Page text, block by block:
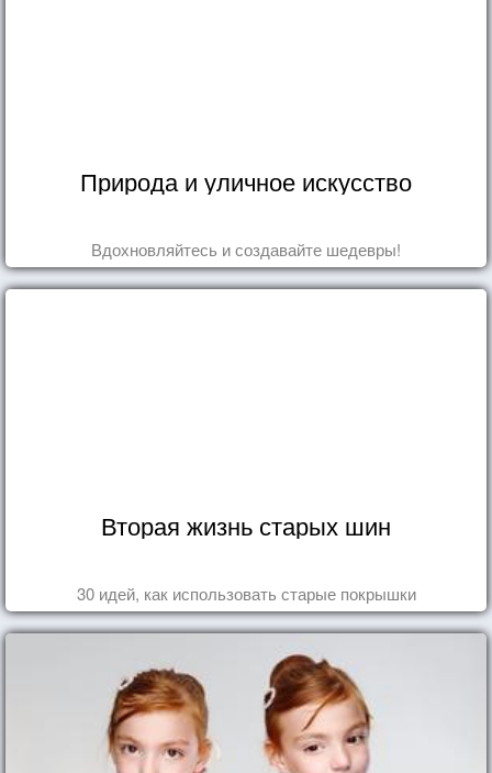
Природа и уличное искусство
Вдохновляйтесь и создавайте шедевры!
Вторая жизнь старых шин
30 идей, как использовать старые покрышки